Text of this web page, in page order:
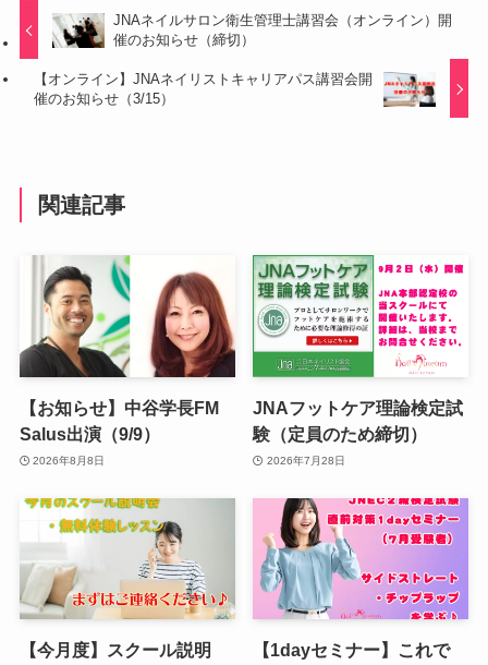
JNAネイルサロン衛生管理士講習会（オンライン）開
催のお知らせ（締切）
【オンライン】JNAネイリストキャリアパス講習会開
催のお知らせ（3/15）
関連記事
【お知らせ】中谷学長FM
Salus出演（9/9）
2026年8月8日
JNAフットケア理論検定試
験（定員のため締切）
2026年7月28日
【今月度】スクール説明
【1dayセミナー】これで